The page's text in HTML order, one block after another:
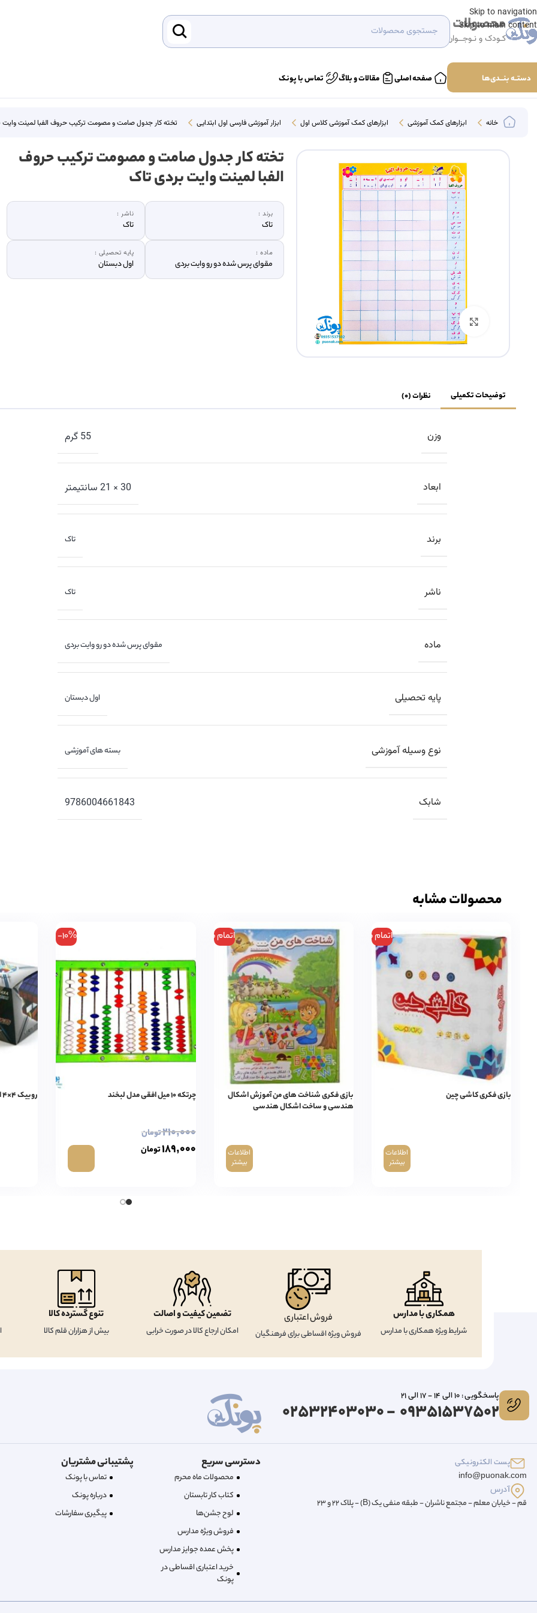
Skip to navigation
Skip to main content
محصولات
کـودک و نـوجــوان
دستــه بنـــدی‌ها صفحه اصلی مقالات و بلاگ تماس با پونک
خانه ابزارهای کمک آموزشی ابزارهای کمک آموزشی کلاس اول ابزار آموزشی فارسی اول ابتدایی تخته کار جدول صامت و مصومت ترکیب حروف الفبا لمینت وایت
بزرگنمایی تصویر
تخته کار جدول صامت و مصومت ترکیب حروف
الفبا لمینت وایت بردی تاک
برند :
تاک
ناشر :
تاک
ماده :
مقوای پرس شده دو رو وایت بردی
پایه تحصیلی :
اول دبستان
توضیحات تکمیلی نظرات (0)
وزن 55 گرم
ابعاد 30 × 21 سانتیمتر
برند تاک
ناشر تاک
ماده مقوای پرس شده دو رو وایت بردی
پایه تحصیلی اول دبستان
نوع وسیله آموزشی بسته های آموزشی
شابک 9786004661843
محصولات مشابه
اتمام موجودی
بازی فکری کاشی چین
اطلاعات
بیشتر
اتمام موجودی
بازی فکری شناخت های من آموزش اشکال
هندسی و ساخت اشکال هندسی
اطلاعات
بیشتر
-10%
چرتکه ۱۰ میل افقی مدل لبخند
۲۱۰,۰۰۰تومان
۱۸۹,۰۰۰تومان
روبیک ۴×۴ استیکرلس شنگ شو لجند
همکاری با مدارس
شرایط ویژه همکاری با مدارس
فروش اعتباری
فروش ویژه اقساطی برای فرهنگیان
تضمین کیفیت و اصالت
امکان ارجاع کالا در صورت خرابی
تنوع گسترده کالا
بیش از هزاران قلم کالا
پاسخگویی : 10 الی 14 - 17 الی 21
09351537502 - 02532403030
پست الکترونیکی
info@puonak.com
آدرس
قم - خیابان معلم - مجتمع ناشران - طبقه منفی یک (B) - پلاک 22 و 23
دسترسی سریع
محصولات ماه محرم
کتاب کار تابستان
لوح جشن‌ها
فروش ویژه مدارس
پخش عمده جوایز مدارس
خرید اعتباری اقساطی در
پونک
پشتیبانی مشتریان
تماس با پونک
درباره‌ پونک
پیگیری سفارشات